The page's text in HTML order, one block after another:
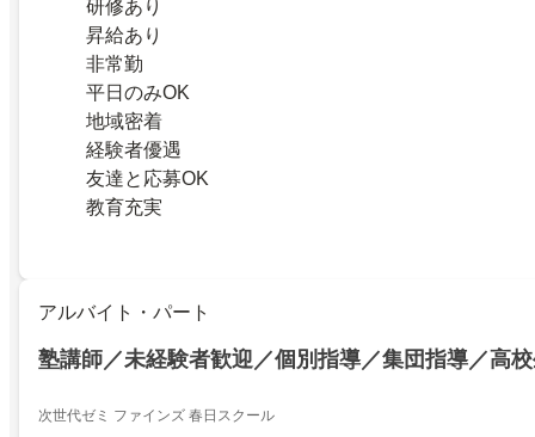
研修あり
昇給あり
非常勤
平日のみOK
地域密着
経験者優遇
友達と応募OK
教育充実
アルバイト・パート
塾講師／未経験者歓迎／個別指導／集団指導／高
次世代ゼミ ファインズ 春日スクール